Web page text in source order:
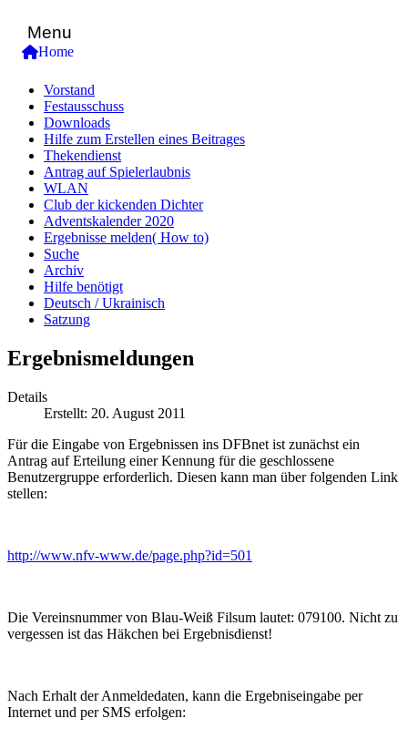
Menu
Home
Vorstand
Festausschuss
Downloads
Hilfe zum Erstellen eines Beitrages
Thekendienst
Antrag auf Spielerlaubnis
WLAN
Club der kickenden Dichter
Adventskalender 2020
Ergebnisse melden( How to)
Suche
Archiv
Hilfe benötigt
Deutsch / Ukrainisch
Satzung
Ergebnismeldungen
Details
Erstellt: 20. August 2011
Für die Eingabe von Ergebnissen ins DFBnet ist zunächst ein
Antrag auf Erteilung einer Kennung für die geschlossene
Benutzergruppe erforderlich. Diesen kann man über folgenden Link
stellen:
http://www.nfv-www.de/page.php?id=501
Die Vereinsnummer von Blau-Weiß Filsum lautet: 079100. Nicht zu
vergessen ist das Häkchen bei Ergebnisdienst!
Nach Erhalt der Anmeldedaten, kann die Ergebniseingabe per
Internet und per SMS erfolgen: